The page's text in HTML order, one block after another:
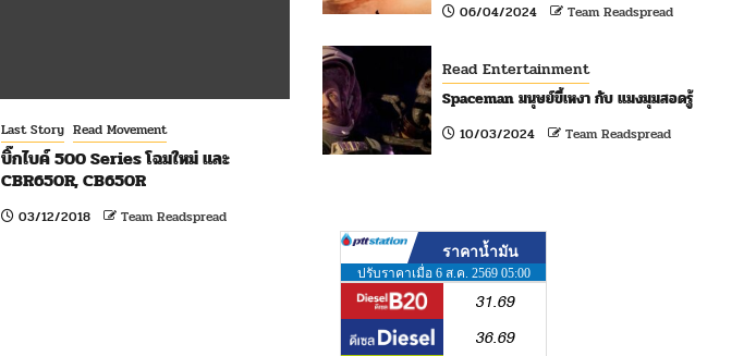
Last Story Read Movement
บิ๊กไบค์ 500 Series โฉมใหม่ และ
CBR650R, CB650R
03/12/2018 Team Readspread
06/04/2024 Team Readspread
Read Entertainment
Spaceman มนุษย์ขี้เหงา กับ แมงมุมสอดรู้
10/03/2024 Team Readspread